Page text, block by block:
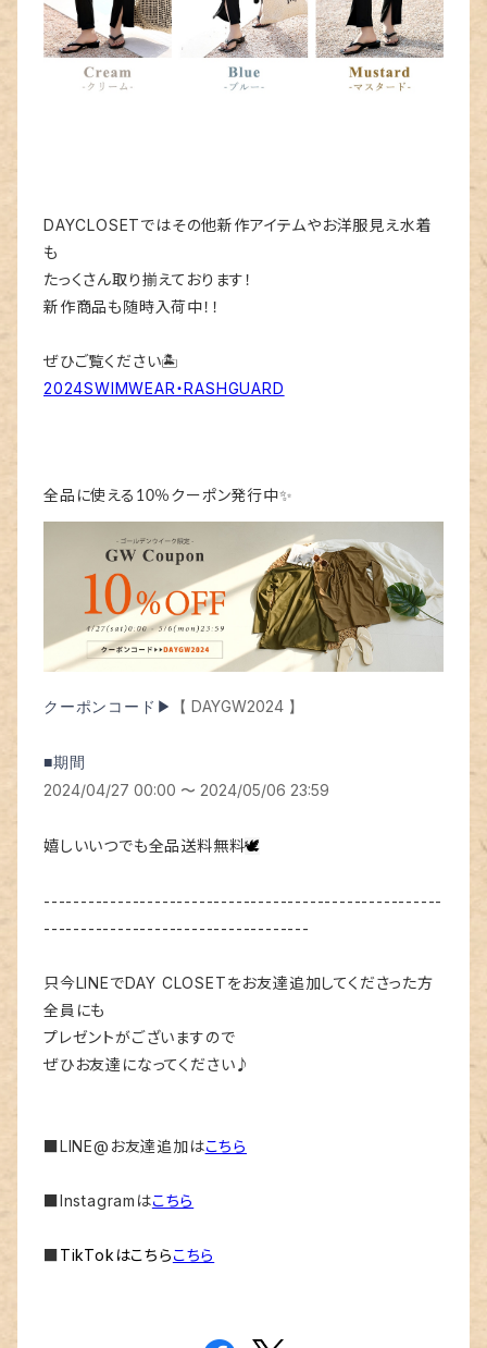
DAYCLOSETではその他新作アイテムやお洋服見え水着
も
たっくさん取り揃えております！
新作商品も随時入荷中！！
ぜひご覧ください🏝
2024SWIMWEAR・RASHGUARD
全品に使える10％クーポン発行中✨
クーポンコード▶ 【 DAYGW2024 】
■期間
2024/04/27 00:00 〜 2024/05/06 23:59
嬉しいいつでも全品送料無料🕊
------------------------------------------------------
------------------------------------
只今LINEでDAY CLOSETをお友達追加してくださった方
全員にも
プレゼントがございますので
ぜひお友達になってください♪
■LINE@お友達追加はこちら
■Instagramはこちら
■TikTokはこちらこちら